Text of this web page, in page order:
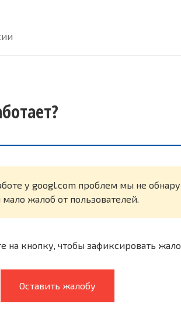
у googl.com проблем мы не
мало жалоб от пользователей.
на кнопку, чтобы зафиксировать
Оставить жалобу